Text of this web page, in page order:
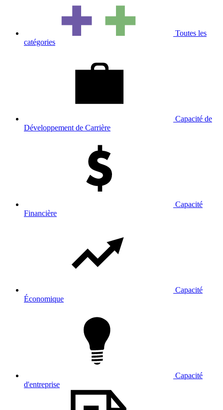
Toutes les
catégories
Capacité de
Développement de Carrière
Capacité
Financière
Capacité
Économique
Capacité
d'entreprise